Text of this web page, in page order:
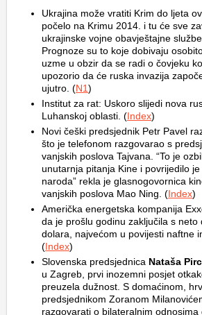
Ukrajina može vratiti Krim do ljeta
počelo na Krimu 2014. i tu će sve
ukrajinske vojne obavještajne službe
Prognoze su to koje dobivaju
uzme u obzir da se radi o čovjeku
upozorio da će ruska invazija
ujutro. (N1)
Institut za rat: Uskoro slijedi nova
Luhanskoj oblasti. (Index)
Novi češki predsjednik Petr Pavel
što je telefonom razgovarao s
vanjskih poslova Tajvana. “To je
unutarnja pitanja Kine i povrijedilo
naroda” rekla je glasnogovornica
vanjskih poslova Mao Ning. (Index)
Američka energetska kompanija
da je prošlu godinu zaključila s neto
dolara, najvećom u povijesti naftne
(Index)
Slovenska predsjednica Nataša
u Zagreb, prvi inozemni posjet
preuzela dužnost. S domaćinom,
predsjednikom Zoranom
razgovarati o bilateralnim odnosima